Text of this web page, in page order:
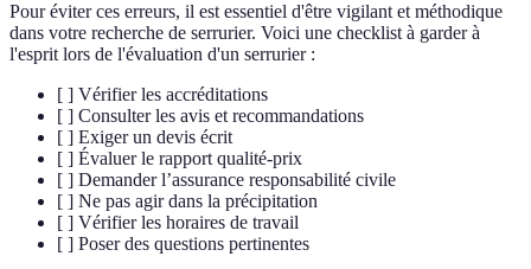
Pour éviter ces erreurs, il est essentiel d'être vigilant et méthodique
dans votre recherche de serrurier. Voici une checklist à garder à
l'esprit lors de l'évaluation d'un serrurier :
[ ] Vérifier les accréditations
[ ] Consulter les avis et recommandations
[ ] Exiger un devis écrit
[ ] Évaluer le rapport qualité-prix
[ ] Demander l’assurance responsabilité civile
[ ] Ne pas agir dans la précipitation
[ ] Vérifier les horaires de travail
[ ] Poser des questions pertinentes